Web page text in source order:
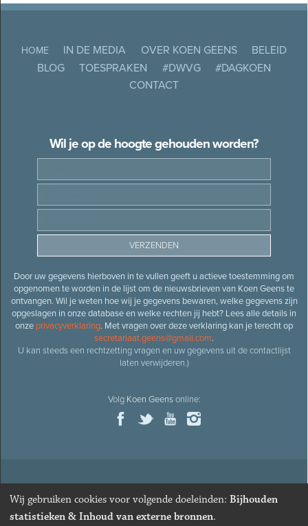
HOME IN DE MEDIA OVER KOEN GEENS
BELEID
BLOG
TOESPRAKEN #DWVG
#DAGKOEN
CONTACT
Wil je op de hoogte gehouden worden?
Door uw gegevens hierboven in te vullen geeft u actieve toestemming om
opgenomen te worden in de lijst om de nieuwsbrieven van Koen Geens te
ontvangen. Wil je weten hoe wij je gegevens bewaren, welke gegevens zijn
opgeslagen in onze database en welke rechten jij hebt? Lees alle details in
onze privacyverklaring. Met vragen over deze verklaring kan je terecht op
secretariaat.geens@gmail.com.
U kan steeds een rechtzetting vragen en uw gegevens uit de contactlijst
laten verwijderen.)
Volg Koen Geensonline:
© 2026Oud-minister en ere-volksvertegenwoordiger Koen
· Alle rechten voorbehouden · Cookies wijzigen
Webdesign&website ontwikkelingdoor Zenjoy in Leuven
Wij gebruiken cookies voor volgende doeleinden: Bijhouden
statistieken & Inhoud van externe bronnen.